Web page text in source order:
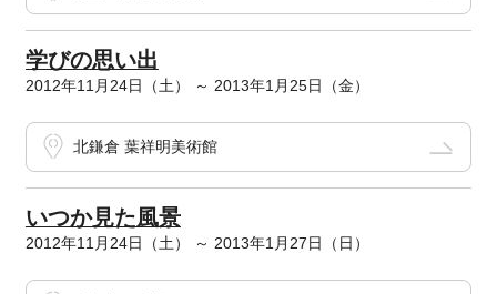
学びの思い出
2012年11月24日（土） ～ 2013年1月25日（金）
北鎌倉 葉祥明美術館
いつか見た風景
2012年11月24日（土） ～ 2013年1月27日（日）